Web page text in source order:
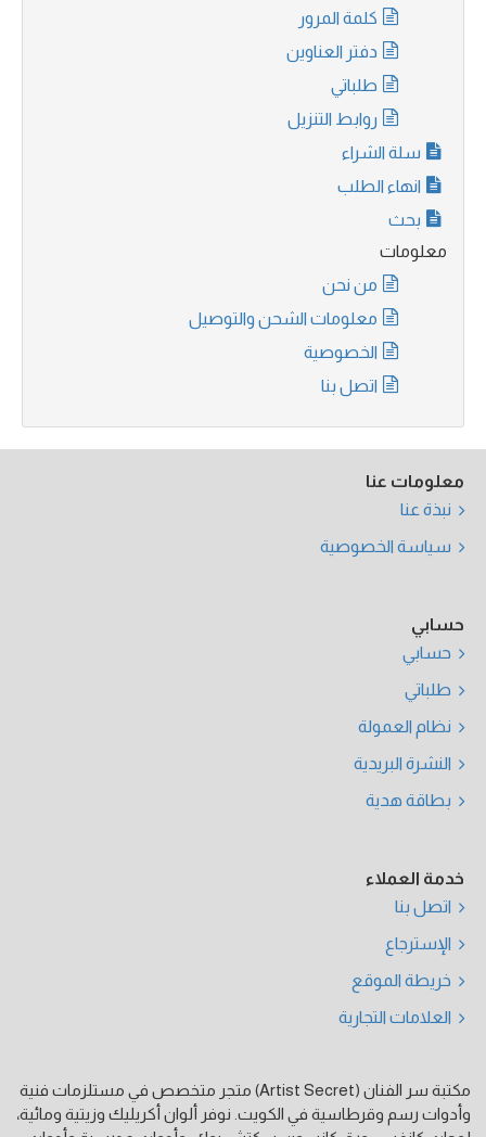
كلمة المرور
دفتر العناوين
طلباتي
روابط التنزيل
سلة الشراء
انهاء الطلب
بحث
معلومات
من نحن
معلومات الشحن والتوصيل
الخصوصية
اتصل بنا
معلومات عنا
نبذة عنا
سياسة الخصوصية
حسابي
حسابي
طلباتي
نظام العمولة
النشرة البريدية
بطاقة هدية
خدمة العملاء
اتصل بنا
الإسترجاع
خريطة الموقع
العلامات التجارية
مكتبة سر الفنان (Artist Secret) متجر متخصص في مستلزمات فنية
وأدوات رسم وقرطاسية في الكويت. نوفر ألوان أكريليك وزيتية ومائية،